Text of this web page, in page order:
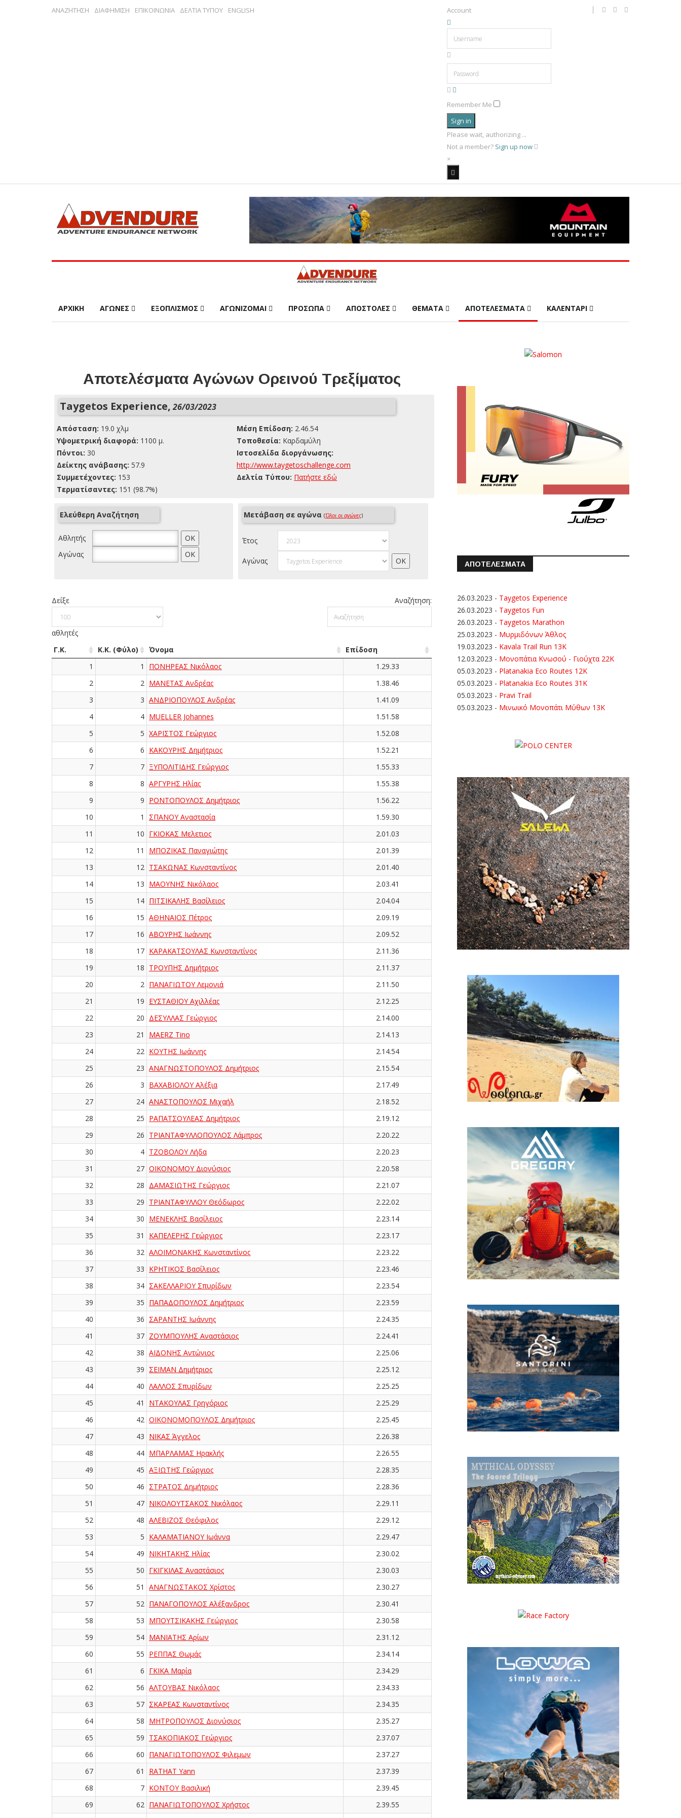
ΑΝΑΖΗΤΗΣΗ ΔΙΑΦΗΜΙΣΗ ΕΠΙΚΟΙΝΩΝΙΑ ΔΕΛΤΙΑ ΤΥΠΟΥ ENGLISH Account
Remember Me
Sign in
Please wait, authorizing ...
Not a member? Sign up now
×
ΑΡΧΙΚΗ ΑΓΩΝΕΣ ΕΞΟΠΛΙΣΜΟΣ ΑΓΩΝΙΖΟΜΑΙ ΠΡΟΣΩΠΑ ΑΠΟΣΤΟΛΕΣ ΘΕΜΑΤΑ ΑΠΟΤΕΛΕΣΜΑΤΑ ΚΑΛΕΝΤΑΡΙ
Αποτελέσματα Αγώνων Ορεινού Τρεξίματος
Taygetos Experience,26/03/2023
Απόσταση: 19.0 χλμ
Yψομετρική διαφορά: 1100 μ.
Πόντοι: 30
Δείκτης ανάβασης: 57.9
Συμμετέχοντες: 153
Τερματίσαντες: 151 (98.7%)
Μέση Επίδοση: 2.46.54
Τοποθεσία: Καρδαμύλη
Ιστοσελίδα διοργάνωσης:
http://www.taygetoschallenge.com
Δελτία Τύπου: Πατήστε εδώ
Ελεύθερη Αναζήτηση
Αθλητής
Αγώνας
Μετάβαση σε αγώνα (Όλοι οι αγώνες)
Έτος
Αγώνας
Δείξε
αθλητές
Αναζήτηση:
Γ.Κ. Κ.Κ. (Φύλο) Όνομα
Επίδοση
1
1 ΠΟΝΗΡΕΑΣ Νικόλαος
1.29.33
2
2 ΜΑΝΕΤΑΣ Ανδρέας
1.38.46
3
3 ΑΝΔΡΙΟΠΟΥΛΟΣ Ανδρέας
1.41.09
4
4 MUELLER Johannes
1.51.58
5
5 ΧΑΡΙΣΤΟΣ Γεώργιος
1.52.08
6
6 ΚΑΚΟΥΡΗΣ Δημήτριος
1.52.21
7
7 ΞΥΠΟΛΙΤΙΔΗΣ Γεώργιος
1.55.33
8
8 ΑΡΓΥΡΗΣ Ηλίας
1.55.38
9
9 ΡΟΝΤΟΠΟΥΛΟΣ Δημήτριος
1.56.22
10
1 ΣΠΑΝΟΥ Αναστασία
1.59.30
11
10 ΓΚΙΟΚΑΣ Μελετιος
2.01.03
12
11 ΜΠΟΖΙΚΑΣ Παναγιώτης
2.01.39
13
12 ΤΣΑΚΩΝΑΣ Κωνσταντίνος
2.01.40
14
13 ΜΑΟΥΝΗΣ Νικόλαος
2.03.41
15
14 ΠΙΤΣΙΚΑΛΗΣ Βασίλειος
2.04.04
16
15 ΑΘΗΝΑΙΟΣ Πέτρος
2.09.19
17
16 ΑΒΟΥΡΗΣ Ιωάννης
2.09.52
18
17 ΚΑΡΑΚΑΤΣΟΥΛΑΣ Κωνσταντίνος
2.11.36
19
18 ΤΡΟΥΠΗΣ Δημήτριος
2.11.37
20
2 ΠΑΝΑΓΙΩΤΟΥ Λεμονιά
2.11.50
21
19 ΕΥΣΤΑΘΙΟΥ Αχιλλέας
2.12.25
22
20 ΔΕΣΥΛΛΑΣ Γεώργιος
2.14.00
23
21 MAERZ Tino
2.14.13
24
22 ΚΟΥΤΗΣ Ιωάννης
2.14.54
25
23 ΑΝΑΓΝΩΣΤΟΠΟΥΛΟΣ Δημήτριος
2.15.54
26
3 ΒΑΧΑΒΙΟΛΟΥ Αλέξια
2.17.49
27
24 ΑΝΑΣΤΟΠΟΥΛΟΣ Μιχαήλ
2.18.52
28
25 ΡΑΠΑΤΣΟΥΛΕΑΣ Δημήτριος
2.19.12
29
26 ΤΡΙΑΝΤΑΦΥΛΛΟΠΟΥΛΟΣ Λάμπρος
2.20.22
30
4 ΤΖΟΒΟΛΟΥ Λήδα
2.20.23
31
27 ΟΙΚΟΝΟΜΟΥ Διονύσιος
2.20.58
32
28 ΔΑΜΑΣΙΩΤΗΣ Γεώργιος
2.21.07
33
29 ΤΡΙΑΝΤΑΦΥΛΛΟΥ Θεόδωρος
2.22.02
34
30 ΜΕΝΕΚΛΗΣ Βασίλειος
2.23.14
35
31 ΚΑΠΕΛΕΡΗΣ Γεώργιος
2.23.17
36
32 ΑΛΟΙΜΟΝΑΚΗΣ Κωνσταντίνος
2.23.22
37
33 ΚΡΗΤΙΚΟΣ Βασίλειος
2.23.46
38
34 ΣΑΚΕΛΛΑΡΙΟΥ Σπυρίδων
2.23.54
39
35 ΠΑΠΑΔΟΠΟΥΛΟΣ Δημήτριος
2.23.59
40
36 ΣΑΡΑΝΤΗΣ Ιωάννης
2.24.35
41
37 ΖΟΥΜΠΟΥΛΗΣ Αναστάσιος
2.24.41
42
38 ΑΪΔΟΝΗΣ Αντώνιος
2.25.06
43
39 ΣΕΙΜΑΝ Δημήτριος
2.25.12
44
40 ΛΑΛΛΟΣ Σπυρίδων
2.25.25
45
41 ΝΤΑΚΟΥΛΑΣ Γρηγόριος
2.25.29
46
42 ΟΙΚΟΝΟΜΟΠΟΥΛΟΣ Δημήτριος
2.25.45
47
43 ΝΙΚΑΣ Άγγελος
2.26.38
48
44 ΜΠΑΡΛΑΜΑΣ Ηρακλής
2.26.55
49
45 ΑΞΙΩΤΗΣ Γεώργιος
2.28.35
50
46 ΣΤΡΑΤΟΣ Δημήτριος
2.28.36
51
47 ΝΙΚΟΛΟΥΤΣΑΚΟΣ Νικόλαος
2.29.11
52
48 ΑΛΕΒΙΖΟΣ Θεόφιλος
2.29.12
53
5 ΚΑΛΑΜΑΤΙΑΝΟΥ Ιωάννα
2.29.47
54
49 ΝΙΚΗΤΑΚΗΣ Ηλίας
2.30.02
55
50 ΓΚΙΓΚΙΛΑΣ Αναστάσιος
2.30.03
56
51 ΑΝΑΓΝΩΣΤΑΚΟΣ Χρίστος
2.30.27
57
52 ΠΑΝΑΓΟΠΟΥΛΟΣ Αλέξανδρος
2.30.41
58
53 ΜΠΟΥΤΣΙΚΑΚΗΣ Γεώργιος
2.30.58
59
54 ΜΑΝΙΑΤΗΣ Αρίων
2.31.12
60
55 ΡΕΠΠΑΣ Θωμάς
2.34.14
61
6 ΓΚΙΚΑ Μαρία
2.34.29
62
56 ΑΛΤΟΥΒΑΣ Νικόλαος
2.34.33
63
57 ΣΚΑΡΕΑΣ Κωνσταντίνος
2.34.35
64
58 ΜΗΤΡΟΠΟΥΛΟΣ Διονύσιος
2.35.27
65
59 ΤΣΑΚΟΠΙΑΚΟΣ Γεώργιος
2.37.07
66
60 ΠΑΝΑΓΙΩΤΟΠΟΥΛΟΣ Φιλεμων
2.37.27
67
61 RATHAT Yann
2.37.39
68
7 ΚΟΝΤΟΥ Βασιλική
2.39.45
69
62 ΠΑΝΑΓΙΩΤΟΠΟΥΛΟΣ Χρήστος
2.39.55
ΑΠΟΤΕΛΕΣΜΑΤΑ
26.03.2023 - Taygetos Experience
26.03.2023 - Taygetos Fun
26.03.2023 - Taygetos Marathon
25.03.2023 - Μυρμιδόνων Άθλος
19.03.2023 - Kavala Trail Run 13K
12.03.2023 - Μονοπάτια Κνωσού - Γιούχτα 22Κ
05.03.2023 - Platanakia Eco Routes 12K
05.03.2023 - Platanakia Eco Routes 31K
05.03.2023 - Pravi Trail
05.03.2023 - Μινωικό Μονοπάτι Μύθων 13Κ